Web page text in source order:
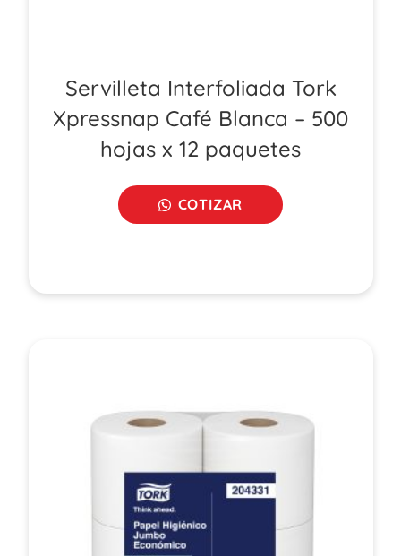
Servilleta Interfoliada Tork
Xpressnap Café Blanca – 500
hojas x 12 paquetes
COTIZAR